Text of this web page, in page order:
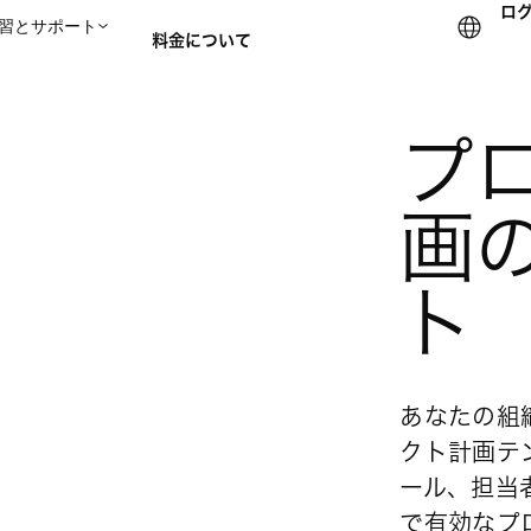
とサポート
料金について
ロ
セールスチームに問い
プ
画
ト
あなたの組
クト計画テ
ール、担当
で有効なプ